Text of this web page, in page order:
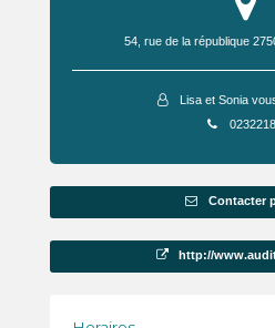
54, rue de la république
Lisa et Sonia
Contacter
http://